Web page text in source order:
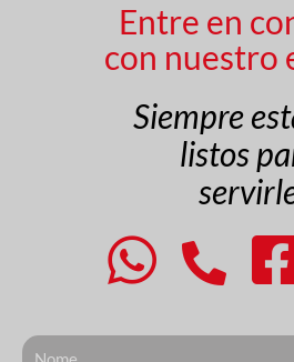
Entre en
con nuestro
Siempre
listos
Nome